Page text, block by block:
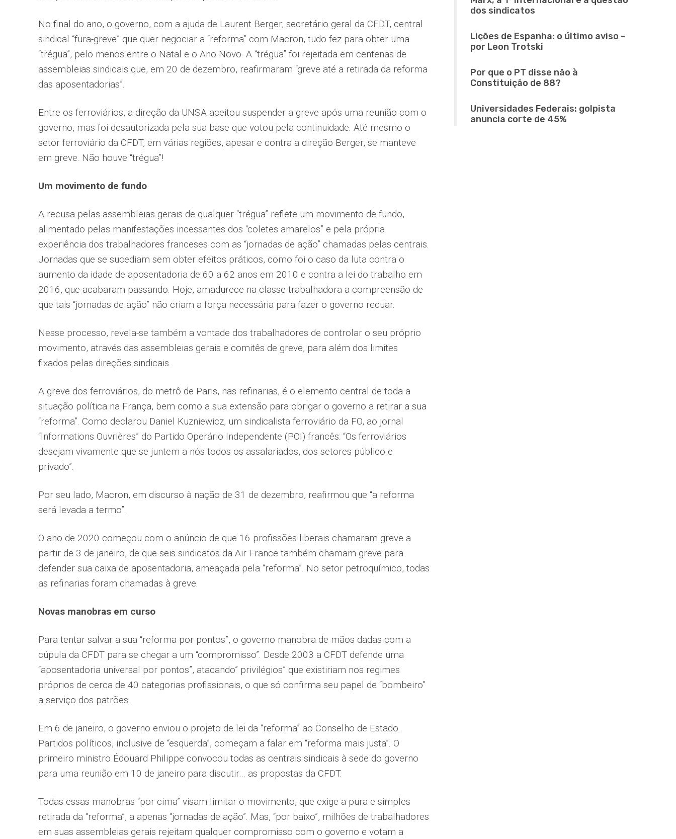
No final do ano, o governo, com a ajuda de Laurent Berger, secretário geral da CFDT, central
sindical “fura-greve” que quer negociar a “reforma” com Macron, tudo fez para obter uma
“trégua”, pelo menos entre o Natal e o Ano Novo. A “trégua” foi rejeitada em centenas de
assembleias sindicais que, em 20 de dezembro, reafirmaram “greve até a retirada da reforma
das aposentadorias”.
Entre os ferroviários, a direção da UNSA aceitou suspender a greve após uma reunião com o
governo, mas foi desautorizada pela sua base que votou pela continuidade. Até mesmo o
setor ferroviário da CFDT, em várias regiões, apesar e contra a direção Berger, se manteve
em greve. Não houve “trégua”!
Um movimento de fundo
A recusa pelas assembleias gerais de qualquer “trégua” reflete um movimento de fundo,
alimentado pelas manifestações incessantes dos “coletes amarelos” e pela própria
experiência dos trabalhadores franceses com as “jornadas de ação” chamadas pelas centrais.
Jornadas que se sucediam sem obter efeitos práticos, como foi o caso da luta contra o
aumento da idade de aposentadoria de 60 a 62 anos em 2010 e contra a lei do trabalho em
2016, que acabaram passando. Hoje, amadurece na classe trabalhadora a compreensão de
que tais “jornadas de ação” não criam a força necessária para fazer o governo recuar.
Nesse processo, revela-se também a vontade dos trabalhadores de controlar o seu próprio
movimento, através das assembleias gerais e comitês de greve, para além dos limites
fixados pelas direções sindicais.
A greve dos ferroviários, do metrô de Paris, nas refinarias, é o elemento central de toda a
situação política na França, bem como a sua extensão para obrigar o governo a retirar a sua
“reforma”. Como declarou Daniel Kuzniewicz, um sindicalista ferroviário da FO, ao jornal
“Informations Ouvrières” do Partido Operário Independente (POI) francês: “Os ferroviários
desejam vivamente que se juntem a nós todos os assalariados, dos setores público e
privado”.
Por seu lado, Macron, em discurso à nação de 31 de dezembro, reafirmou que “a reforma
será levada a termo”.
O ano de 2020 começou com o anúncio de que 16 profissões liberais chamaram greve a
partir de 3 de janeiro, de que seis sindicatos da Air France também chamam greve para
defender sua caixa de aposentadoria, ameaçada pela “reforma”. No setor petroquímico, todas
as refinarias foram chamadas à greve.
Novas manobras em curso
Para tentar salvar a sua “reforma por pontos”, o governo manobra de mãos dadas com a
cúpula da CFDT para se chegar a um “compromisso”. Desde 2003 a CFDT defende uma
“aposentadoria universal por pontos”, atacando” privilégios” que existiriam nos regimes
próprios de cerca de 40 categorias profissionais, o que só confirma seu papel de “bombeiro”
a serviço dos patrões.
Em 6 de janeiro, o governo enviou o projeto de lei da “reforma” ao Conselho de Estado.
Partidos políticos, inclusive de “esquerda”, começam a falar em “reforma mais justa”. O
primeiro ministro Édouard Philippe convocou todas as centrais sindicais à sede do governo
para uma reunião em 10 de janeiro para discutir… as propostas da CFDT.
Todas essas manobras “por cima” visam limitar o movimento, que exige a pura e simples
retirada da “reforma”, a apenas “jornadas de ação”. Mas, “por baixo”, milhões de trabalhadores
em suas assembleias gerais rejeitam qualquer compromisso com o governo e votam a
dos sindicatos
Lições de Espanha: o último aviso –
por Leon Trotski
Por que o PT disse não à
Constituição de 88?
Universidades Federais: golpista
anuncia corte de 45%